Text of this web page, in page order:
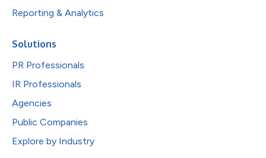
Reporting & Analytics
Solutions
PR Professionals
IR Professionals
Agencies
Public Companies
Explore by Industry